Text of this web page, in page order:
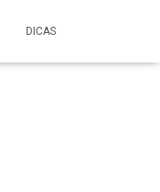
DICAS